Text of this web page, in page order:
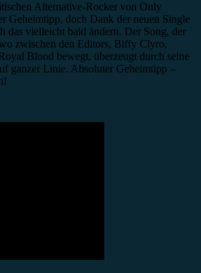
Alternative-Rocker von Only
Geheimtipp, doch Dank der neuen Single
das vielleicht bald ändern. Der Song, der
zwischen den Editors, Biffy Clyro,
Blood bewegt, überzeugt durch seine
ganzer Linie. Absoluter Geheimtipp –